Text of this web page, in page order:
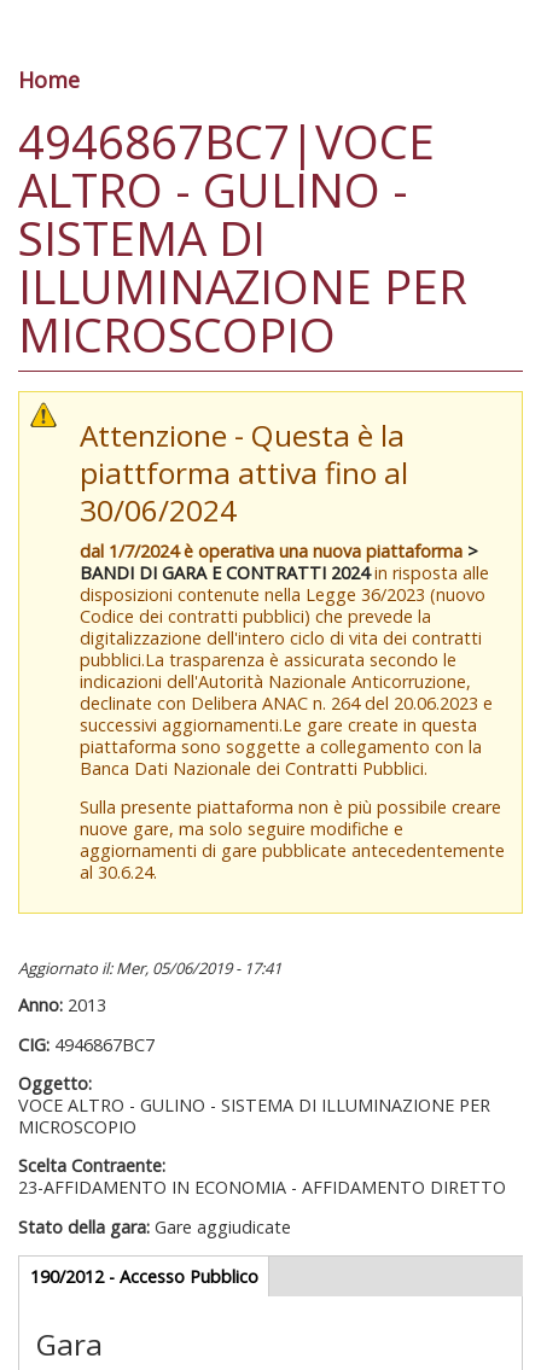
Tu sei qui
Home
4946867BC7|VOCE
ALTRO - GULINO -
SISTEMA DI
ILLUMINAZIONE PER
MICROSCOPIO
Attenzione - Questa è la
piattforma attiva fino al
30/06/2024
dal 1/7/2024 è operativa una nuova piattaforma >
BANDI DI GARA E CONTRATTI 2024in risposta alle
disposizioni contenute nella Legge 36/2023 (nuovo
Codice dei contratti pubblici) che prevede la
digitalizzazione dell'intero ciclo di vita dei contratti
pubblici.La trasparenza è assicurata secondo le
indicazioni dell'Autorità Nazionale Anticorruzione,
declinate con Delibera ANAC n. 264 del 20.06.2023 e
successivi aggiornamenti.Le gare create in questa
piattaforma sono soggette a collegamento con la
Banca Dati Nazionale dei Contratti Pubblici.
Sulla presente piattaforma non è più possibile creare
nuove gare, ma solo seguire modifiche e
aggiornamenti di gare pubblicate antecedentemente
al 30.6.24.
Aggiornato il: Mer, 05/06/2019 - 17:41
Anno: 2013
CIG: 4946867BC7
Oggetto:
VOCE ALTRO - GULINO - SISTEMA DI ILLUMINAZIONE PER
MICROSCOPIO
Scelta Contraente:
23-AFFIDAMENTO IN ECONOMIA - AFFIDAMENTO DIRETTO
Stato della gara: Gare aggiudicate
Gare appalti
190/2012 - Accesso Pubblico(scheda
attiva)
Gara